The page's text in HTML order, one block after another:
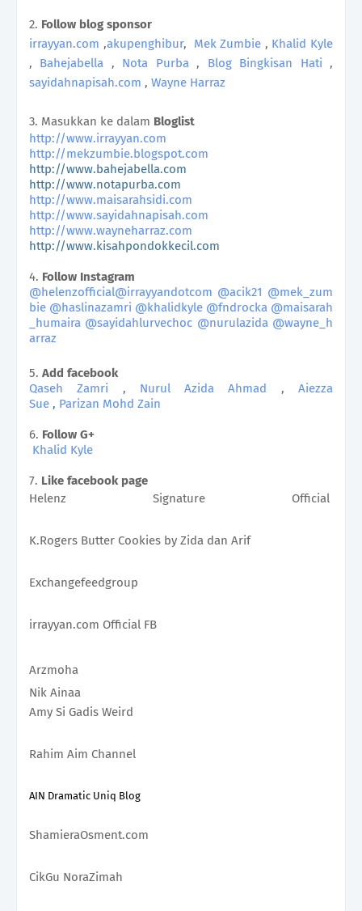
2. Follow blog sponsor
irrayyan.com ,akupenghibur, Mek Zumbie , Khalid Kyle
, Bahejabella , Nota Purba , Blog Bingkisan Hati ,
sayidahnapisah.com , Wayne Harraz
3. Masukkan ke dalam Bloglist
http://www.irrayyan.com
http://mekzumbie.blogspot.com
http://www.bahejabella.com
http://www.notapurba.com
http://www.maisarahsidi.com
http://www.sayidahnapisah.com
http://www.wayneharraz.com
http://www.kisahpondokkecil.com
4. Follow Instagram
@helenzofficial@irrayyandotcom @acik21 @mek_zum
bie @haslinazamri @khalidkyle @fndrocka @maisarah
_humaira @sayidahlurvechoc @nurulazida @wayne_h
arraz
5. Add facebook
Qaseh Zamri , Nurul Azida Ahmad ,Aiezza
Sue , Parizan Mohd Zain
6. Follow G+
Khalid Kyle
7. Like facebook page
Helenz Signature Official
K.Rogers Butter Cookies by Zida dan Arif
Exchangefeedgroup
irrayyan.com Official FB
Arzmoha
Nik Ainaa
Amy Si Gadis Weird
Rahim Aim Channel
AIN Dramatic Uniq Blog
ShamieraOsment.com
CikGu NoraZimah